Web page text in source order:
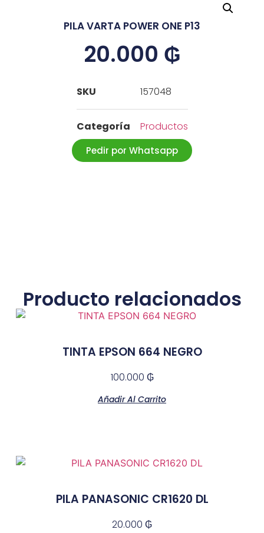
PILA VARTA POWER ONE P13
20.000 ₲
SKU 157048
Categoría Productos
Pedir por Whatsapp
Producto relacionados
TINTA EPSON 664 NEGRO
100.000 ₲
Añadir Al Carrito
PILA PANASONIC CR1620 DL
20.000 ₲